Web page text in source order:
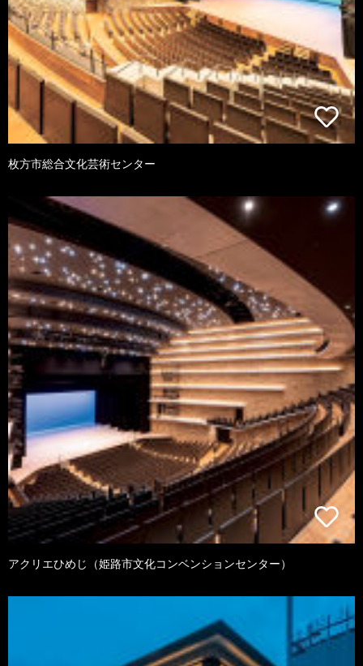
枚方市総合文化芸術センター
アクリエひめじ（姫路市文化コンベンションセンター）